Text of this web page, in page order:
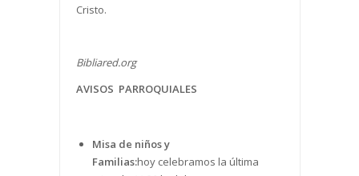
Cristo.
Bibliared.org
AVISOS PARROQUIALES
Misa de niños y
Familias:hoy celebramos la última